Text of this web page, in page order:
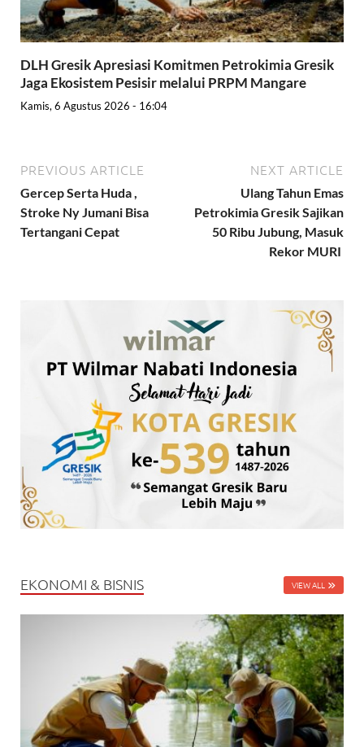
DLH Gresik Apresiasi Komitmen Petrokimia Gresik
Jaga Ekosistem Pesisir melalui PRPM Mangare
Kamis, 6 Agustus 2026 - 16:04
PREVIOUS ARTICLE
Gercep Serta Huda ,
Stroke Ny Jumani Bisa
Tertangani Cepat
NEXT ARTICLE
Ulang Tahun Emas
Petrokimia Gresik Sajikan
50 Ribu Jubung, Masuk
Rekor MURI
EKONOMI & BISNIS VIEW ALL